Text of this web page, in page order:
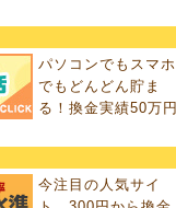
パソコンでもスマホ
でもどんどん貯ま
る！換金実績50万円
今注目の人気サイ